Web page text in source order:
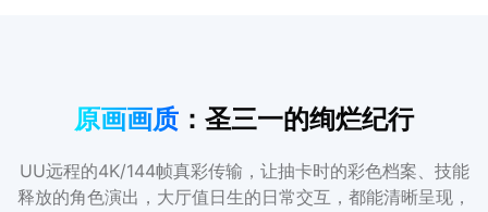
原画画质 ：圣三一的绚烂纪行
UU远程的4K/144帧真彩传输，让抽卡时的彩色档案、技能
释放的角色演出，大厅值日生的日常交互，都能清晰呈现，